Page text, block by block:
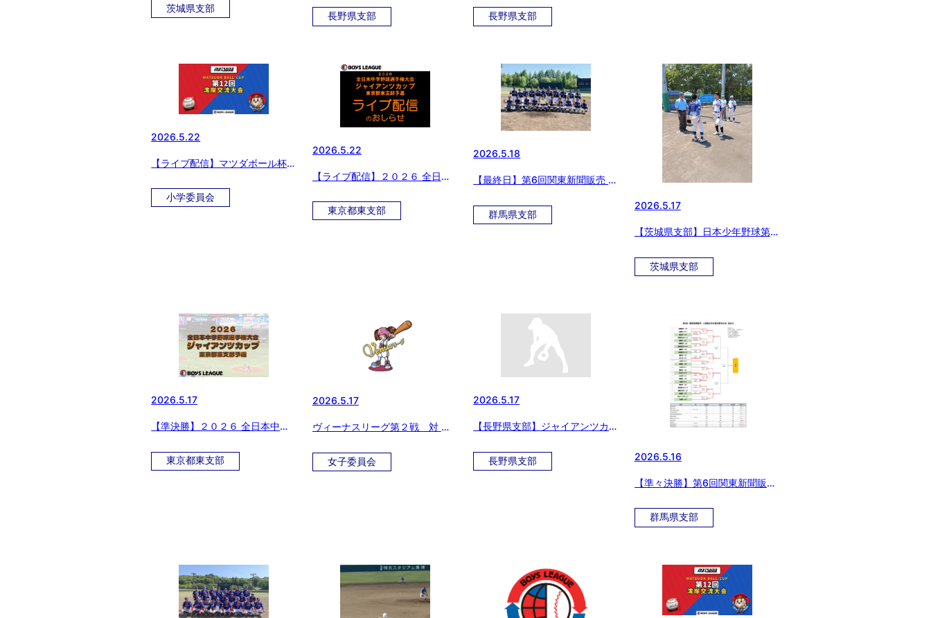
回東北選抜大会茨城県支部予選大
茨城県支部
年野球 長野県支部春季大会
長野県支部
長野県支部
2026.5.22
【ライブ配信】マツダボール杯
小学委員会
2026.5.22
【ライブ配信】２０２６ 全日本
ツカップ 東京都東支部予選
東京都東支部
2026.5.18
【最終日】第6回関東新聞販売 上
群馬県支部
2026.5.17
【茨城県支部】日本少年野球第
東北選抜大会茨城県支部予選
茨城県支部
2026.5.17
【準決勝】２０２６ 全日本中学
ップ 東京都東支部予選
東京都東支部
2026.5.17
ヴィーナスリーグ第２戦 対 武
女子委員会
2026.5.17
【長野県支部】ジャイアンツカッ
長野県支部
2026.5.16
【準々決勝】第6回関東新聞販売
群馬県支部